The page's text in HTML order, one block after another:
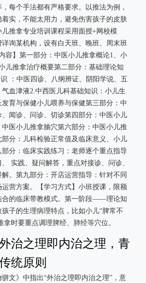
每个手法都有严格要求。以推法为例，
实，不能太用力，避免伤害孩子的皮肤
推拿专业培训课程采用面授+网校模
询某机构，设有白天班、晚班、周末班
容】第一部分：中医小儿推拿概论1、小
儿推拿治疗概要第二部分：基础理论知
：中医四诊、八纲辨证、阴阳学说、五
血津液2.中西医儿科基础知识：小儿生
育与保健小儿喂养与保健第三部分：中
、闻诊、问诊、切诊第四部分：中医小儿
医小儿推拿腧穴第六部分：中医小儿推
分：儿科检验正常值及临床意义、小儿
分：临床实践练习：老师逐个重点指导
实践、疑问解答，重点对接诊、问诊、
。第九部分：开店运营指导：针对不同
营方案。【学习方式】小班授课，限额
合的临床带教模式。第一阶段——理论知
子的生理病理特点，比如小儿“脾常不
拿时要重点调理脾经、肺经等穴位。
治之理即内治之理，青
统原则
文》中指出“外治之理即内治之理”，意